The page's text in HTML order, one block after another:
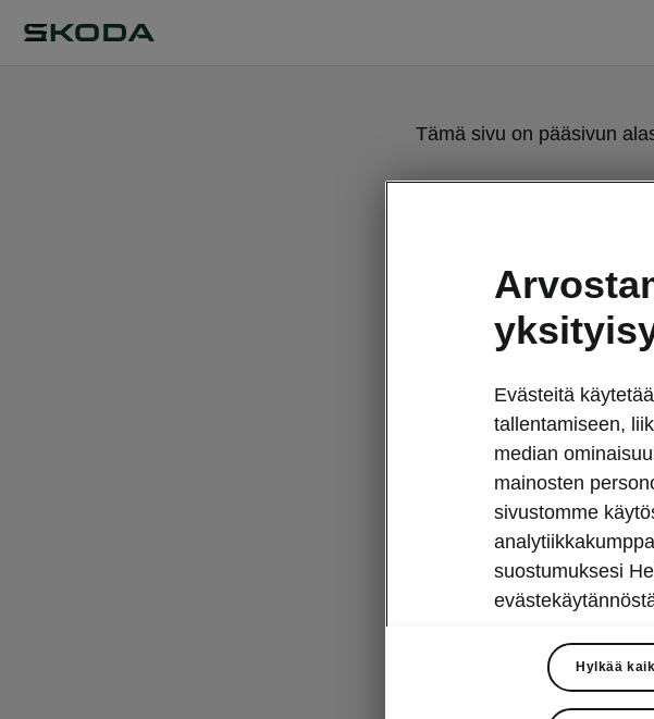
Tämä sivu on pääsivun
Evästeitä
tallentamiseen,
median
mainosten
sivustomme
suostumuksesi
Hylkää